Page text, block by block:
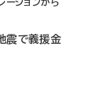
ーションから
震で義援金